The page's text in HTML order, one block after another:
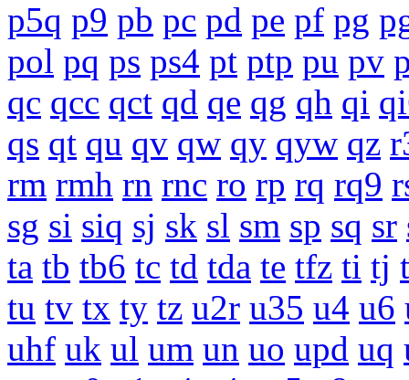
p5q p9 pb pc pd pe pf pg
pol pq ps ps4 pt ptp pu pv
qc qcc qct qd qe qg qh qi
qs qt qu qv qw qy qyw qz
rm rmh rn rnc ro rp rq rq9
sg si siq sj sk sl sm sp sq sr
ta tb tb6 tc td tda te tfz ti tj
tu tv tx ty tz u2r u35 u4 u6
uhf uk ul um un uo upd uq